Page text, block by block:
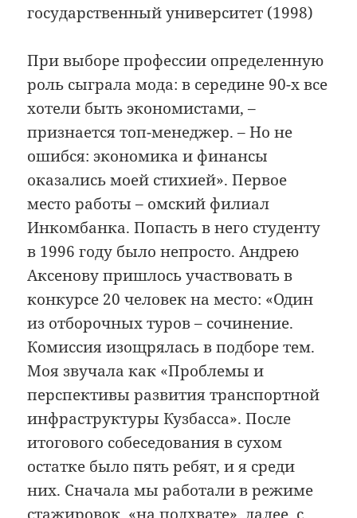
государственный университет (1998)
При выборе профессии определенную
роль сыграла мода: в середине 90-х все
хотели быть эко­но­ми­ста­ми, –
признается топ-менеджер. – Но не
ошибся: экономика и финансы
оказались моей стихией». Первое
место работы – омский филиал
Инкомбанка. Попасть в него студенту
в 1996 году было непросто. Андрею
Аксенову пришлось участвовать в
конкурсе 20 человек на место: «Один
из отборочных туров – сочинение.
Комиссия изощрялась в подборе тем.
Моя звучала как «Проблемы и
перспективы развития транспортной
инфраструктуры Кузбасса». После
итогового собеседования в сухом
остатке было пять ребят, и я среди
них. Сначала мы работали в режиме